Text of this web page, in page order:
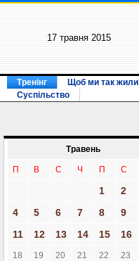
17 травня 2015
Тренінг Щоб ми так жили
Суспільство
Травень
П В С Ч П С
1 2
4
5 6 7 8 9
11
12 13 14 15 16
18 19 20 21 22 23